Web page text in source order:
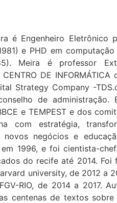
é Engenheiro Eletrônico
e PHD em
Meira é professor
DE INFORMÁTICA
Strategy Company -
de administração.
e TEMPEST e dos
com estratégia,
novos negócios e
1996, e foi cientista-
do recife até 2014.
university, de 2012 a
RIO, de 2014 a 2017.
centenas de textos sobre